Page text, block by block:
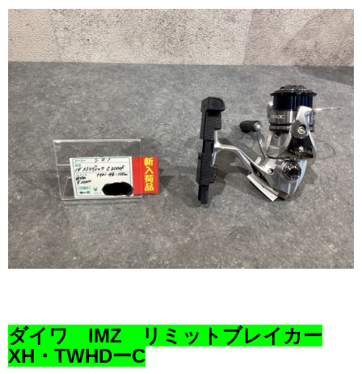
ダイワ IMZ リミットブレイカー
XH・TWHDーC